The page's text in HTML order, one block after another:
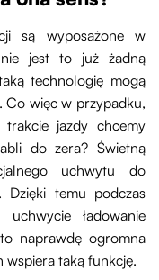
są wyposażone w
nie jest to już żadną
technologię mogą
Co więc w przypadku,
jazdy chcemy
do zera? Świetną
uchwytu do
Dzięki temu podczas
ładowanie
naprawdę ogromna
wspiera taką funkcję.